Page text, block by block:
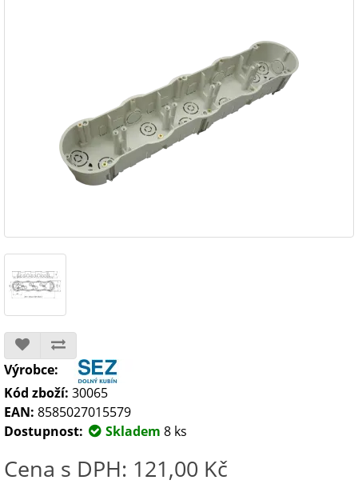
Výrobce:
Kód zboží: 30065
EAN: 8585027015579
Dostupnost:
Skladem 8 ks
Cena s DPH: 121,00 Kč